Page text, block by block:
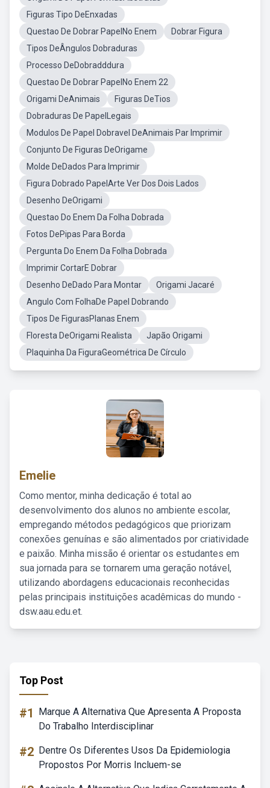
Figuras Tipo DeEnxadas
Questao De Dobrar PapelNo Enem
Dobrar Figura
Tipos DeÂngulos Dobraduras
Processo DeDobradddura
Questao De Dobrar PapelNo Enem 22
Origami DeAnimais
Figuras DeTios
Dobraduras De PapelLegais
Modulos De Papel Dobravel DeAnimais Par Imprimir
Conjunto De Figuras DeOrigame
Molde DeDados Para Imprimir
Figura Dobrado PapelArte Ver Dos Dois Lados
Desenho DeOrigami
Questao Do Enem Da Folha Dobrada
Fotos DePipas Para Borda
Pergunta Do Enem Da Folha Dobrada
Imprimir CortarE Dobrar
Desenho DeDado Para Montar
Origami Jacaré
Angulo Com FolhaDe Papel Dobrando
Tipos De FigurasPlanas Enem
Floresta DeOrigami Realista
Japão Origami
Plaquinha Da FiguraGeométrica De Círculo
Emelie
Como mentor, minha dedicação é total ao
desenvolvimento dos alunos no ambiente escolar,
empregando métodos pedagógicos que priorizam
conexões genuínas e são alimentados por criatividade
e paixão. Minha missão é orientar os estudantes em
sua jornada para se tornarem uma geração notável,
utilizando abordagens educacionais reconhecidas
pelas principais instituições acadêmicas do mundo -
dsw.aau.edu.et.
Top Post
#1
Marque A Alternativa Que Apresenta A Proposta
Do Trabalho Interdisciplinar
#2 Dentre Os Diferentes Usos Da Epidemiologia
Propostos Por Morris Incluem-se